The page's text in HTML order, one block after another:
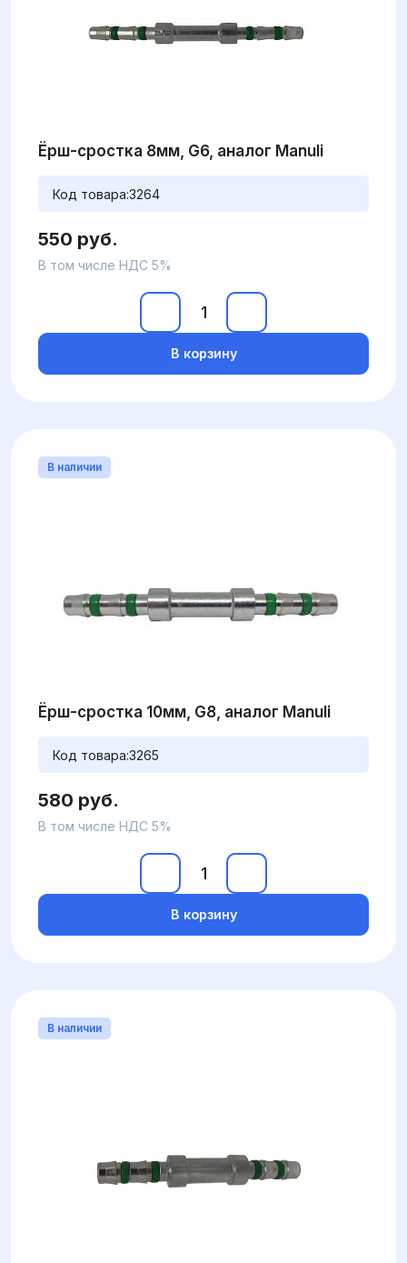
Ёрш-сростка 8мм, G6, аналог Manuli
Код товара:3264
550 руб.
В том числе НДС 5%
В корзину
В наличии
Ёрш-сростка 10мм, G8, аналог Manuli
Код товара:3265
580 руб.
В том числе НДС 5%
В корзину
В наличии